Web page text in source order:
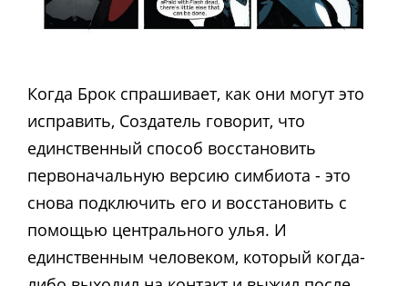
Когда Брок спрашивает, как они могут это
исправить, Создатель говорит, что
единственный способ восстановить
первоначальную версию симбиота - это
снова подключить его и восстановить с
помощью центрального улья. И
единственным человеком, который когда-